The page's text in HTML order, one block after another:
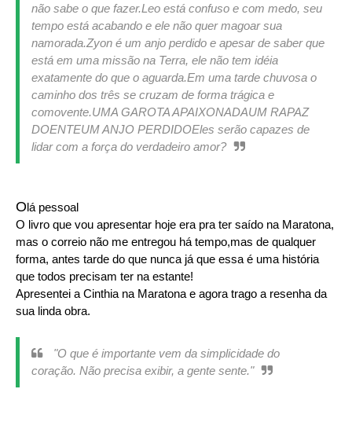
não sabe o que fazer.Leo está confuso e com medo, seu
tempo está acabando e ele não quer magoar sua
namorada.Zyon é um anjo perdido e apesar de saber que
está em uma missão na Terra, ele não tem idéia
exatamente do que o aguarda.Em uma tarde chuvosa o
caminho dos três se cruzam de forma trágica e
comovente.UMA GAROTA APAIXONADAUM RAPAZ
DOENTEUM ANJO PERDIDOEles serão capazes de
lidar com a força do verdadeiro amor?
Olá pessoal
O livro que vou apresentar hoje era pra ter saído na Maratona,
mas o correio não me entregou há tempo,mas de qualquer
forma, antes tarde do que nunca já que essa é uma história
que todos precisam ter na estante!
Apresentei a Cinthia na Maratona e agora trago a resenha da
sua linda obra.
"O que é importante vem da simplicidade do
coração. Não precisa exibir, a gente sente."